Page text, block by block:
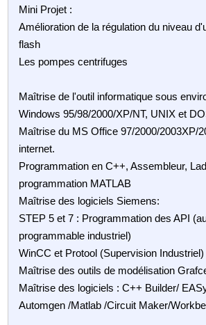
Mini Projet :
Amélioration de la régulation du niveau
flash
Les pompes centrifuges
Maîtrise de l'outil informatique sous
Windows 95/98/2000/XP/NT, UNIX et
Maîtrise du MS Office 97/2000/2003XP/
internet.
Programmation en C++, Assembleur,
programmation MATLAB
Maîtrise des logiciels Siemens:
STEP 5 et 7 : Programmation des API
programmable industriel)
WinCC et Protool (Supervision Industriel)
Maîtrise des outils de modélisation
Maîtrise des logiciels : C++ Builder/
Automgen /Matlab /Circuit Maker/